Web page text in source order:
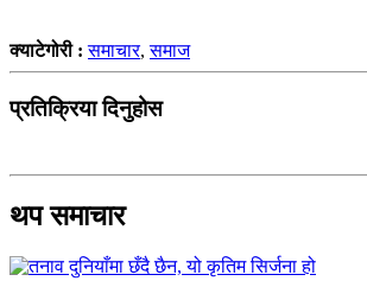
क्याटेगोरी :समाचार,समाज
प्रतिक्रिया दिनुहोस
थप समाचार